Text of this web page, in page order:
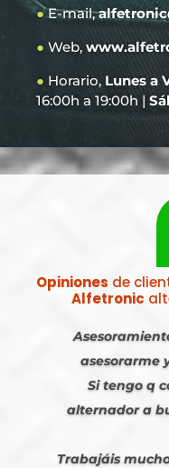
●E-mail,
● Web,
● Horario, Lunes a
16:00h a 19:00h |
Opiniones de
Alfetronic
asesorarme
Si tengo q
alternador a
Trabajáis